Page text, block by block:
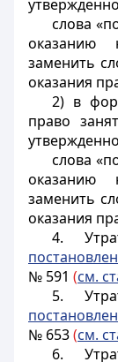
слова
оказанию
заменить
оказания
2) в
право
слова
оказанию
заменить
оказания
4.
№ 591 (см.
5.
№ 653(см.
6.